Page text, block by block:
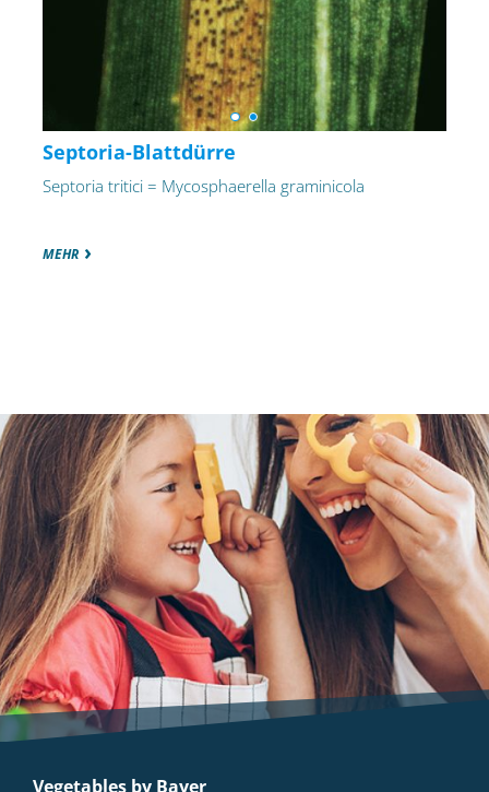
Septoria-Blattdürre
Septoria tritici = Mycosphaerella graminicola
MEHR
Vegetables by Bayer